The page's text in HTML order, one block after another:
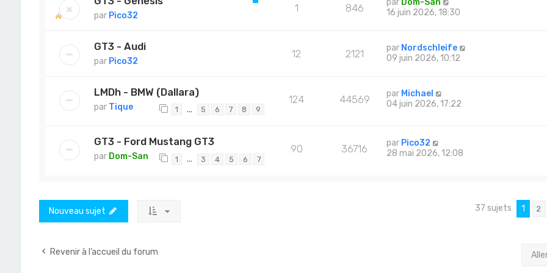
par Pico32
1 846 par Dom-San
16 juin 2026, 18:30
GT3 - Audi
par Pico32
12 2121 par Nordschleife
09 juin 2026, 10:12
LMDh - BMW (Dallara)
par Tique 1 … 5 6 7 8 9
124 44569 par Michael
04 juin 2026, 17:22
GT3 - Ford Mustang GT3
par Dom-San 1 … 3 4 5 6 7
90 36716 par Pico32
28 mai 2026, 12:08
Nouveau sujet 37 sujets 1 2
Revenir à l’accueil du forum